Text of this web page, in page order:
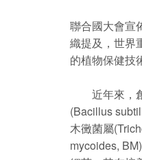
聯合國大會宣
織提及，世界
的植物保健技
近年來，創
(Bacillus
木黴菌屬
mycoides,